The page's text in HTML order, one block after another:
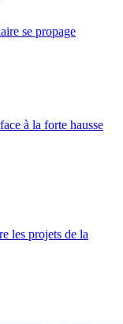
se propage
à la forte hausse
les projets de la